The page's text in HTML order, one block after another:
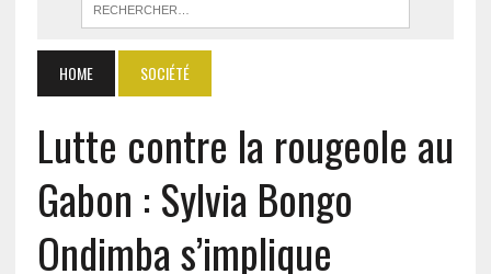
HOME SOCIÉTÉ
Lutte contre la rougeole au
Gabon : Sylvia Bongo
Ondimba s’implique